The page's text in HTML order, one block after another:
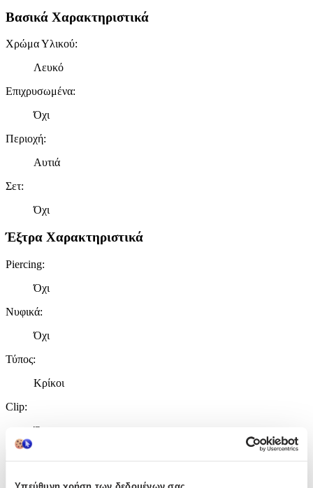
Βασικά Χαρακτηριστικά
Χρώμα Υλικού:
Λευκό
Επιχρυσωμένα:
Όχι
Περιοχή:
Αυτιά
Σετ:
Όχι
Έξτρα Χαρακτηριστικά
Piercing:
Όχι
Νυφικά:
Όχι
Τύπος:
Κρίκοι
Clip:
Όχι